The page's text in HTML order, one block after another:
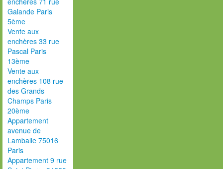
Galande Paris
5ème
Vente aux
enchères 33 rue
Pascal Paris
13ème
Vente aux
enchères 108 rue
des Grands
Champs Paris
20ème
Appartement
avenue de
Lamballe 75016
Paris
Appartement 9 rue